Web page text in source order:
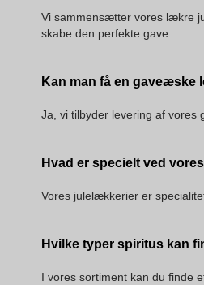
Vi sammensætter vores lækre
skabe den perfekte gave.
Kan man få en gaveæske
Ja, vi tilbyder levering af
Hvad er specielt ved
Vores julelækkerier er
Hvilke typer spiritus kan
I vores sortiment kan du finde